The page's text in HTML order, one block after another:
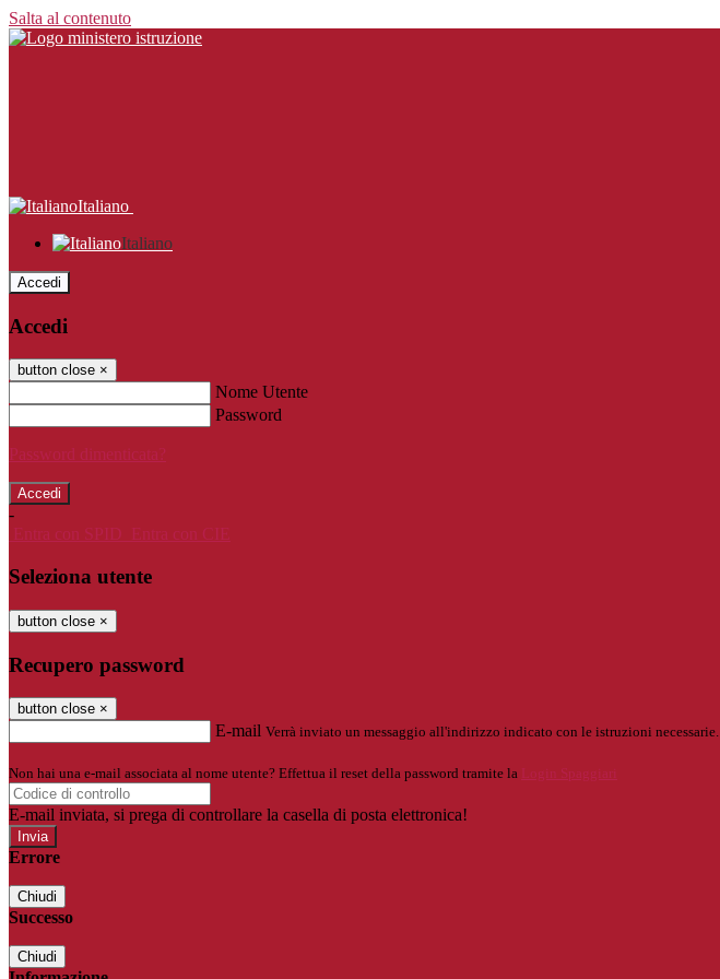
Salta al contenuto
Italiano
Italiano
Accedi
Accedi
button close ×
Nome Utente
Password
Password dimenticata?
-
Entra con SPID
Entra con CIE
Seleziona utente
button close ×
Recupero password
button close ×
E-mail Verrà inviato un messaggio all'indirizzo indicato con le istruzioni necessarie.
Non hai una e-mail associata al nome utente? Effettua il reset della password tramite la Login Spaggiari
E-mail inviata, si prega di controllare la casella di posta elettronica!
Errore
Chiudi
Successo
Chiudi